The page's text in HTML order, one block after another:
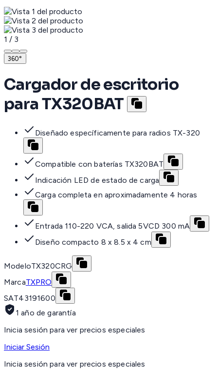
1 / 3
360°
Cargador de escritorio
para TX320BAT
Diseñado específicamente para radios TX-320
Compatible con baterías TX320BAT
Indicación LED de estado de carga
Carga completa en aproximadamente 4 horas
Entrada 110-220 VCA, salida 5VCD 300 mA
Diseño compacto 8 x 8.5 x 4 cm
ModeloTX320CRG
MarcaTXPRO
SAT43191600
1 año de garantía
Inicia sesión para ver precios especiales
Iniciar Sesión
Inicia sesión para ver precios especiales